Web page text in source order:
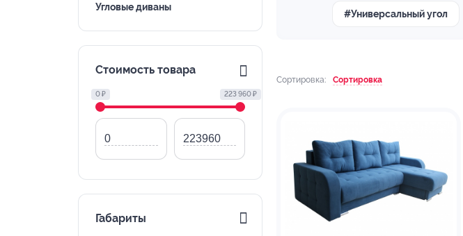
Угловые диваны
Стоимость товара
0 ₽ 223 960 ₽
Габариты
#Универсальный угол
Сортировка: Сортировка